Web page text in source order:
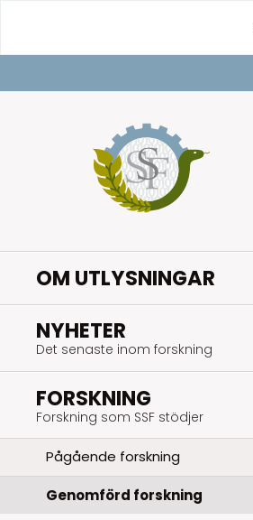
innehåll
OM UTLYSNINGAR
NYHETER
Det senaste inom forskning
FORSKNING
Forskning som SSF stödjer
Pågående forskning
Genomförd forskning